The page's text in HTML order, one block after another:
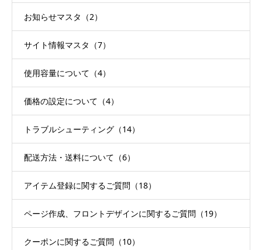
お知らせマスタ（2）
サイト情報マスタ（7）
使用容量について（4）
価格の設定について（4）
トラブルシューティング（14）
配送方法・送料について（6）
アイテム登録に関するご質問（18）
ページ作成、フロントデザインに関するご質問（19）
クーポンに関するご質問（10）